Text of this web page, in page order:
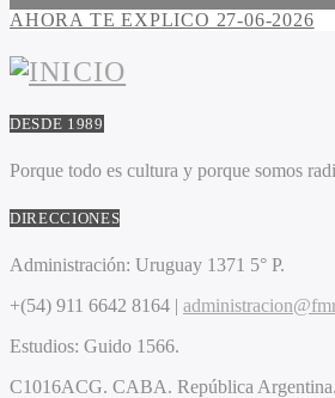
AHORA TE EXPLICO 27-06-2026
DESDE 1989
Porque todo es cultura y porque somos
DIRECCIONES
Administración: Uruguay 1371 5° P.
+(54) 911 6642 8164 |
Estudios: Guido 1566.
C1016ACG. CABA. República Argentina.